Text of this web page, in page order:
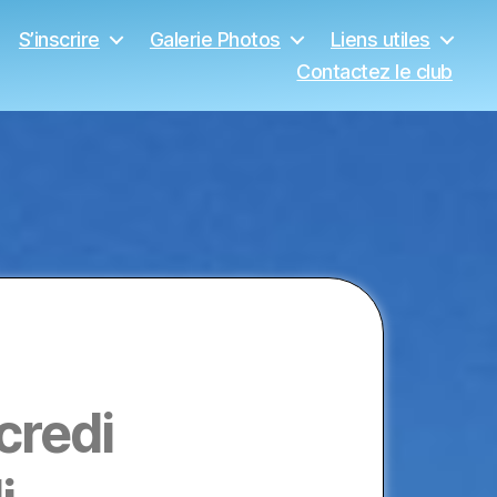
S’inscrire Galerie Photos
Liens utiles
Contactez le club